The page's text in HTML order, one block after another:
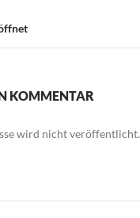
KOMMENTAR
wird nicht veröffentlicht.